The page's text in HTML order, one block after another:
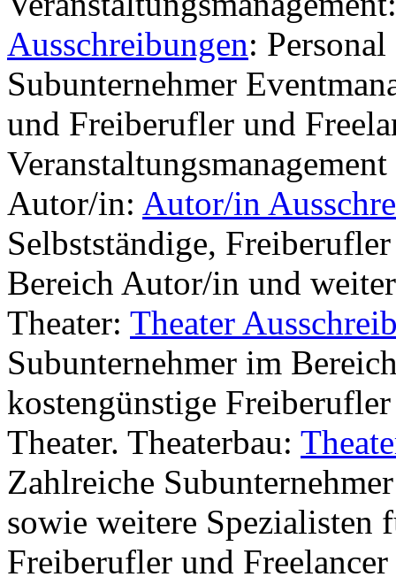
Ausschreibungen:
Subunternehmer
und Freiberufler und
Veranstaltungsmanagement
Autor/in: Autor/in
Selbstständige,
Bereich Autor/in und
Theater: Theater
Subunternehmer im
kostengünstige
Theater. Theaterbau:
Zahlreiche
sowie weitere
Freiberufler und